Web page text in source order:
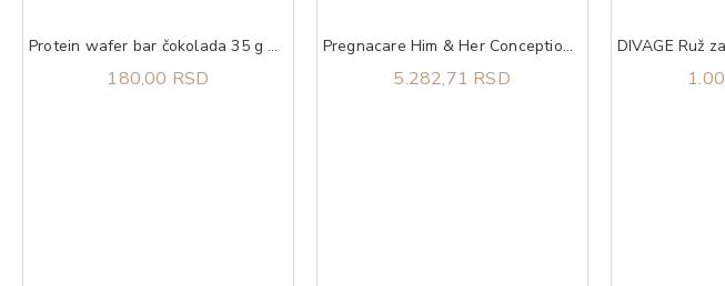
Protein wafer bar čokolada 35 g QNT
180,00 RSD
Pregnacare Him & Her Conception Vitabiotics 60 tableta
5.282,71 RSD